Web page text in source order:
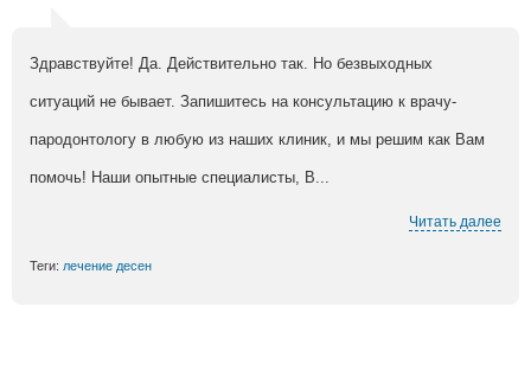
Здравствуйте! Да. Действительно так. Но безвыходных
ситуаций не бывает. Запишитесь на консультацию к врачу-
пародонтологу в любую из наших клиник, и мы решим как Вам
помочь! Наши опытные специалисты, В...
Читать далее
Теги: лечение десен